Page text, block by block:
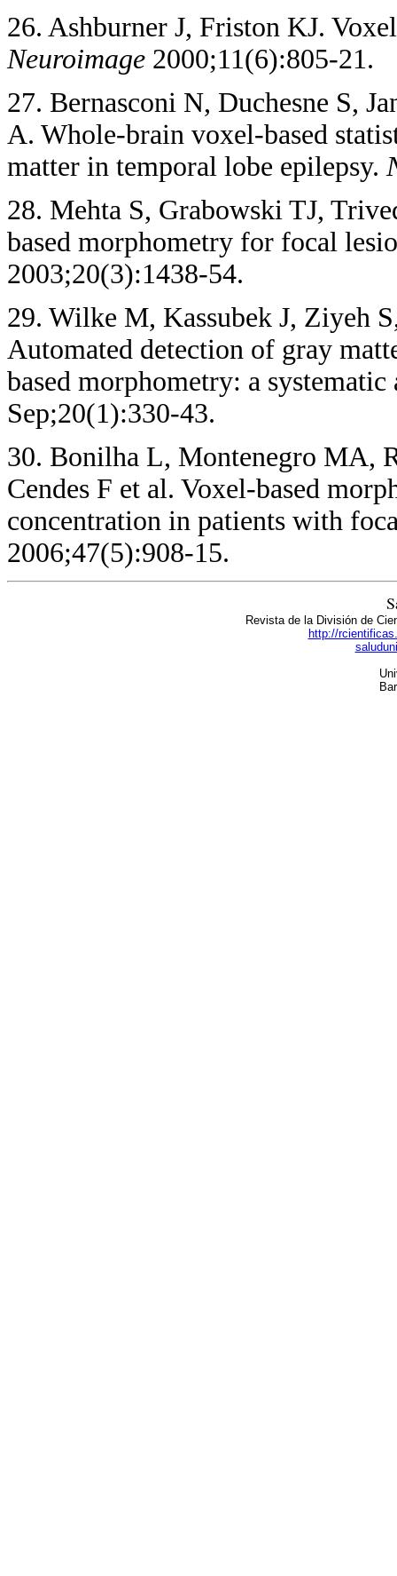
26. Ashburner J, Friston KJ.
Neuroimage 2000;11(6):805-21.
27. Bernasconi N, Duchesne S,
A. Whole-brain voxel-based
matter in temporal lobe epilepsy.
28. Mehta S, Grabowski TJ,
based morphometry for focal
2003;20(3):1438-54.
29. Wilke M, Kassubek J, Ziyeh
Automated detection of gray
based morphometry: a
Sep;20(1):330-43.
30. Bonilha L, Montenegro MA,
Cendes F et al. Voxel-based
concentration in patients with
2006;47(5):908-15.
Revista de la División de
http://